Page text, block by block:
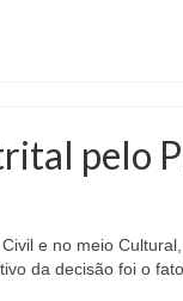
pelo
e no meio
da decisão foi o